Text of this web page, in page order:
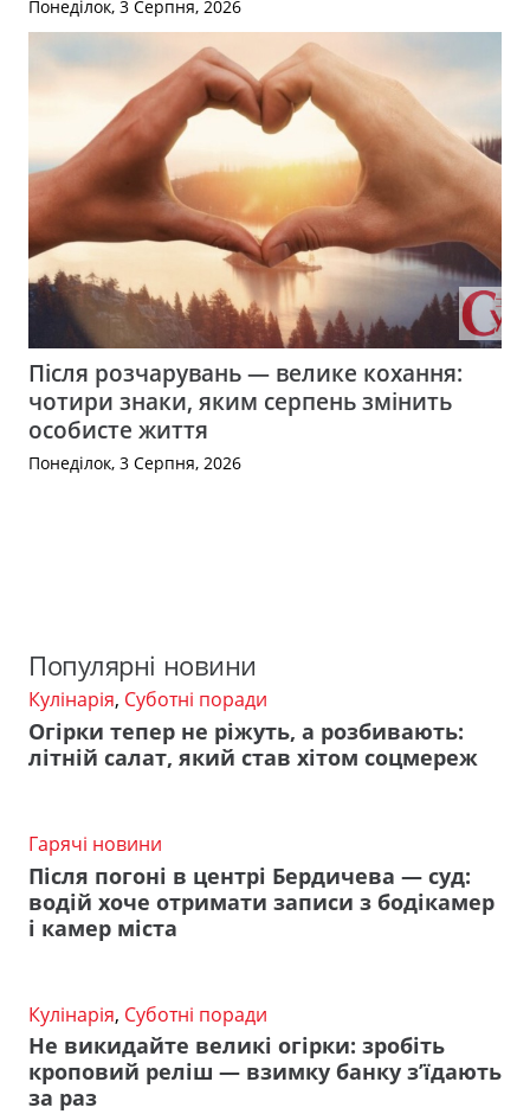
Понеділок, 3 Серпня, 2026
Після розчарувань — велике кохання:
чотири знаки, яким серпень змінить
особисте життя
Понеділок, 3 Серпня, 2026
Популярні новини
Кулінарія, Суботні поради
Огірки тепер не ріжуть, а розбивають:
літній салат, який став хітом соцмереж
Гарячі новини
Після погоні в центрі Бердичева — суд:
водій хоче отримати записи з бодікамер
і камер міста
Кулінарія, Суботні поради
Не викидайте великі огірки: зробіть
кроповий реліш — взимку банку з’їдають
за раз